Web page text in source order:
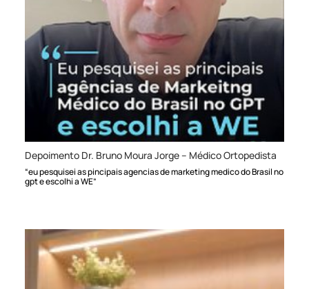
Depoimento Dr. Bruno Moura Jorge – Médico Ortopedista
“eu pesquisei as pincipais agencias de marketing medico do Brasil no
gpt e escolhi a WE”